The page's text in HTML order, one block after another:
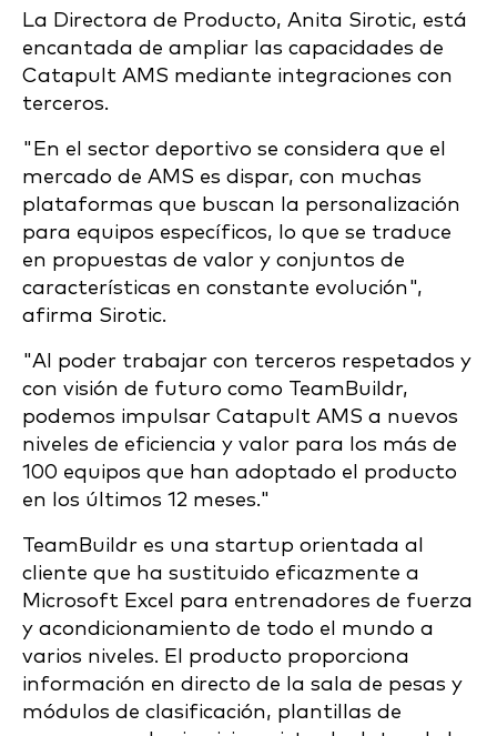
La Directora de Producto, Anita Sirotic, está
encantada de ampliar las capacidades de
Catapult AMS mediante integraciones con
terceros.
"En el sector deportivo se considera que el
mercado de AMS es dispar, con muchas
plataformas que buscan la personalización
para equipos específicos, lo que se traduce
en propuestas de valor y conjuntos de
características en constante evolución",
afirma Sirotic.
"Al poder trabajar con terceros respetados y
con visión de futuro como TeamBuildr,
podemos impulsar Catapult AMS a nuevos
niveles de eficiencia y valor para los más de
100 equipos que han adoptado el producto
en los últimos 12 meses."
TeamBuildr es una startup orientada al
cliente que ha sustituido eficazmente a
Microsoft Excel para entrenadores de fuerza
y acondicionamiento de todo el mundo a
varios niveles. El producto proporciona
información en directo de la sala de pesas y
módulos de clasificación, plantillas de